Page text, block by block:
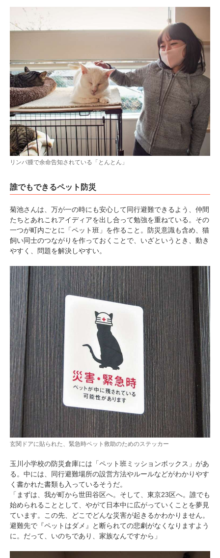
リンパ腫で余命告知されている「とんとん」
誰でもできるペット防災
菊池さんは、万が一の時にも安心して同行避難できるよう、仲間
たちとあれこれアイディアを出し合って勉強を重ねている。その
一つが町内ごとに「ペット班」を作ること。防災意識も含め、猫
飼い同士のつながりを作っておくことで、いざというとき、動き
やすく、問題を解決しやすい。
玄関ドアに貼られた、緊急時ペット救助のためのステッカー
玉川小学校の防災倉庫には「ペット班ミッションボックス」があ
る。中には、同行避難場所の設営方法やルールなどがわかりやす
く書かれた書類も入っているそうだ。
「まずは、我が町から世田谷区へ。そして、東京23区へ。誰でも
始められることとして、やがて日本中に広がっていくことを夢見
ています。この先、どこでどんな災害が起きるかわかりません。
避難先で『ペットはダメ』と断られての悲劇がなくなりますよう
に。だって、いのちであり、家族なんですから」
いぬ部をフォロー
ねこ部をフォロー
アプリをダウンロードする